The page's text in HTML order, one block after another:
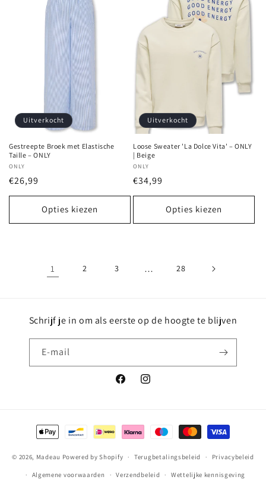
Uitverkocht
Gestreepte Broek met Elastische
Taille – ONLY
Verkoper:
ONLY
Normale
prijs
€26,99
Opties kiezen
Uitverkocht
Loose Sweater 'La Dolce Vita' – ONLY
| Beige
Verkoper:
ONLY
Normale
prijs
€34,99
Opties kiezen
1 2 3 … 28
Schrijf je in om als eerste op de hoogte te blijven
E‑mail
FacebookInstagram
Betaalmethoden
© 2026, Madeau Powered by Shopify Terugbetalingsbeleid Privacybeleid
Algemene voorwaarden Verzendbeleid Wettelijke kennisgeving